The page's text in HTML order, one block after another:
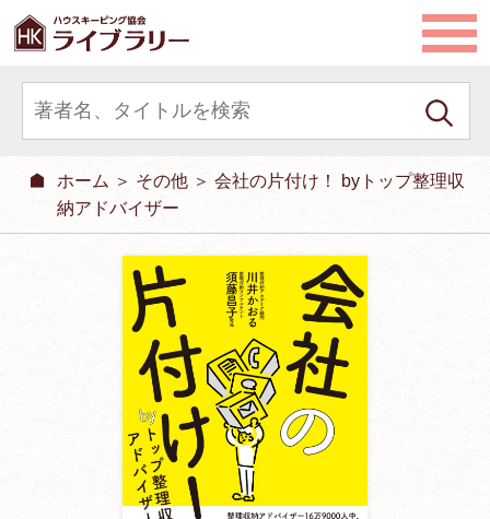
ホーム ＞ その他 ＞ 会社の片付け！ byトップ整理収
納アドバイザー